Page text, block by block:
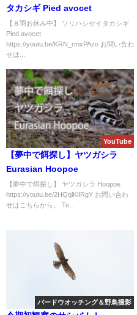
タカシギ Pied avocet
【８羽お休み中】 ソリハシセイタカシギ
Pied avocet
https://youtu.be/KRN_rmxPAzo お問い合わ
せは...
YouTube
【夢中で餌探し】ヤツガシラ
Eurasian Hoopoe
【夢中で餌探し】 ヤツガシラ Hoopoe
https://youtu.be/2HQqlKlIRgY お問い合わ
せはこちらから。 Te...
バードウオッチング＆野鳥撮影